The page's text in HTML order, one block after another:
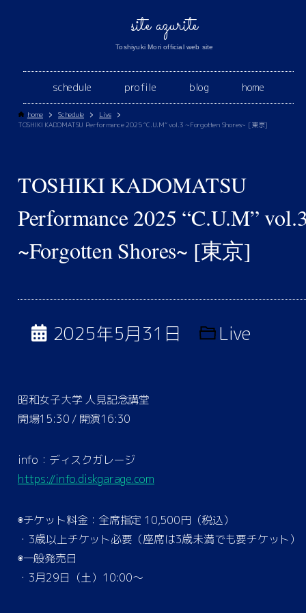
site azurite
Toshiyuki Mori official web site
schedule profile blog home
home Schedule
Live
TOSHIKI KADOMATSU Performance 2025 “C.U.M” vol.3 ~Forgotten Shores~ [東京]
TOSHIKI KADOMATSU
Performance 2025 “C.U.M”
~Forgotten Shores~ [東京]
2025年5月31日 Live
昭和女子大学 人見記念講堂
開場15:30 / 開演16:30
info：ディスクガレージ
https://info.diskgarage.com
◉チケット料金：全席指定 10,500円（税込）
・3歳以上チケット必要（座席は3歳未満でも要チケット）
◉一般発売日
・3月29日（土）10:00〜